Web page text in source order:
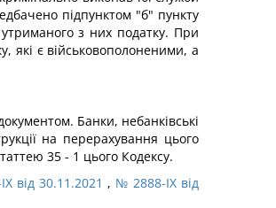
підпунктом "б" пункту
утриманого з них податку. При
які є військовополоненими, а
Банки, небанківські
на перерахування цього
35 - 1 цього Кодексу.
від 30.11.2021 , № 2888-IX від